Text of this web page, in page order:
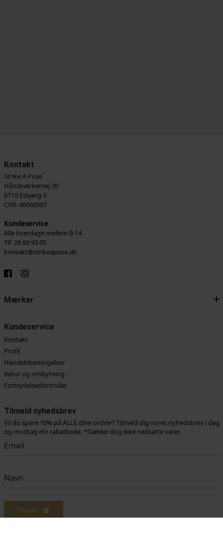
Kontakt
Strike A Pose
Håndværkervej 20
6710 Esbjerg V
CVR: 40068597
Kundeservice
Alle hverdage mellem 9-14
Tlf. 28 60 93 05
kontakt@strikeapose.dk
Mærker
Kundeservice
Kontakt
Profil
Handelsbestingelser
Retur og ombytning
Fortrydelsesformular
Tilmeld nyhedsbrev
Vil du spare 10% på ALLE dine ordrer? Tilmeld dig vores nyhedsbrev i dag
og modtag din rabatkode. *Gælder dog ikke nedsatte varer.
Tilmeld
website. Hvis du fortsætter med at bruge dette site vil vi antage at du er indforstået